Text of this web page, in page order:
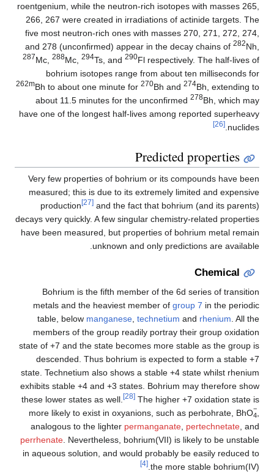
roentgenium, while the neutron-rich isotopes with masses 265,
266, 267 were created in irradiations of actinide targets. The
five most neutron-rich ones with masses 270, 271, 272, 274,
and 278 (unconfirmed) appear in the decay chains of 282Nh,
287Mc, 288Mc, 294Ts, and 290Fl respectively. The half-lives of
bohrium isotopes range from about ten milliseconds for
262mBh to about one minute for 270Bh and 274Bh, extending to
about 11.5 minutes for the unconfirmed 278Bh, which may
have one of the longest half-lives among reported superheavy
nuclides.
[26]
Predicted properties
Very few properties of bohrium or its compounds have been
measured; this is due to its extremely limited and expensive
production
[27] and the fact that bohrium (and its parents)
decays very quickly. A few singular chemistry-related properties
have been measured, but properties of bohrium metal remain
unknown and only predictions are available.
Chemical
Bohrium is the fifth member of the 6d series of transition
metals and the heaviest member of group 7 in the periodic
table, below manganese technetium and rhenium . All the
members of the group readily portray their group oxidation
state of +7 and the state becomes more stable as the group is
descended. Thus bohrium is expected to form a stable +7
state. Technetium also shows a stable +4 state whilst rhenium
exhibits stable +4 and +3 states. Bohrium may therefore show
these lower states as well.
[28] The higher +7 oxidation state is
more likely to exist in oxyanions, such as perbohrate, BhO−
4
analogous to the lighter permanganate pertechnetate , and
perrhenate . Nevertheless, bohrium(VII) is likely to be unstable
in aqueous solution, and would probably be easily reduced to
the more stable bohrium(IV).
[4]